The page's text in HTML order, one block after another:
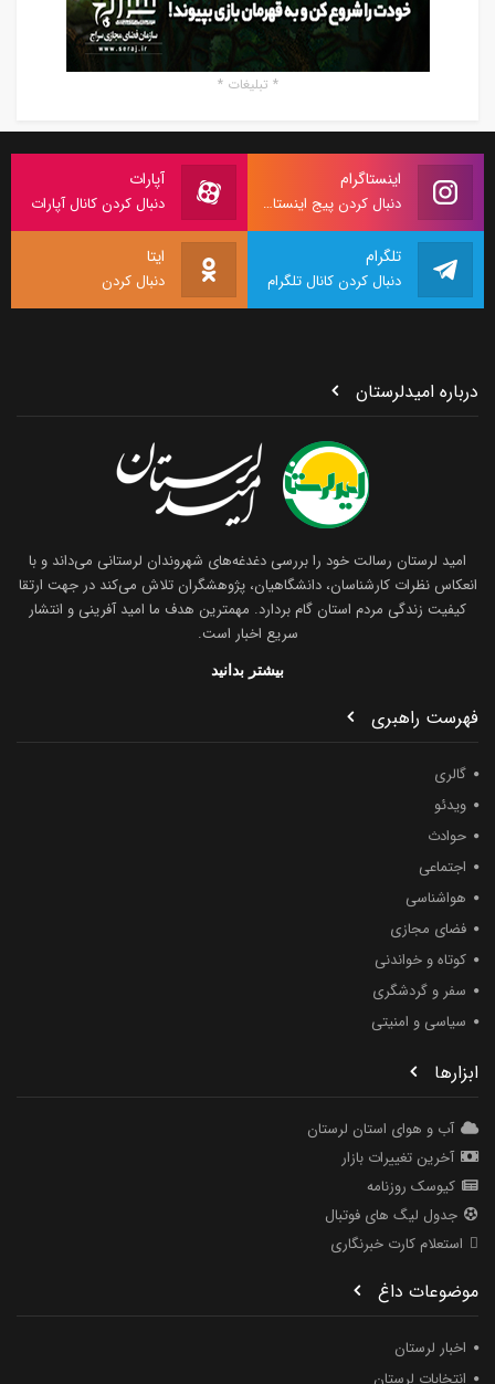
* تبلیغات *
اینستاگرام
دنبال کردن پیج اینستاگرام
آپارات
دنبال کردن کانال آپارات
تلگرام
دنبال کردن کانال تلگرام
ایتا
دنبال کردن
درباره امیدلرستان
امید لرستان رسالت خود را بررسی دغدغه‌های شهروندان لرستانی می‌داند و با
انعکاس نظرات کارشناسان، دانشگاهیان، پژوهشگران تلاش می‌کند در جهت ارتقا
کیفیت زندگی مردم استان گام بردارد. مهمترین هدف ما امید آفرینی و انتشار
سریع اخبار است.
بیشتر بدانید
فهرست راهبری
گالری
ویدئو
حوادث
اجتماعی
هواشناسی
فضای مجازی
کوتاه و خواندنی
سفر و گردشگری
سیاسی و امنیتی
ابزارها
آب و هوای استان لرستان
آخرین تغییرات بازار
کیوسک روزنامه
جدول لیگ های فوتبال
استعلام کارت خبرنگاری
موضوعات داغ
اخبار لرستان
انتخابات لرستان